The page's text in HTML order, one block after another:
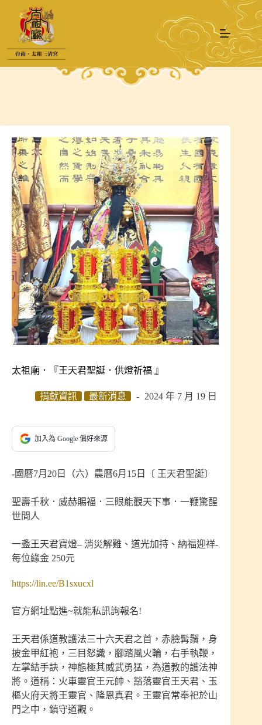
要
太祖廟．『王天君聖誕．供燈祈福 』
捐獻資訊 最新消息 2024 年 7 月 19 日
加入為 Google 偏好來源
-國曆7月20日（六）農曆6月15日〔 王天君聖誕〕
聖壽千秋．威赫賜福．三眼能觀天下事．一鞭驚醒
世間人
一盞王天君寶燈– 消災解難、道光加持、納福迎祥-
每位緣金 250元
https://lin.ee/B1sxucxl
官方網址點進~就能私訊詢報名!
王天君係道教護法三十六天君之首，赤臉髯鬚，身
披金甲紅袍，三目怒識，腳踏風火輪，右手執鞭，
左掌結手訣，神態極其威武勇猛，為道教的護法神
將。道稱：火車靈官王元帥、豁落靈官王天君、玉
樞火府天將王靈官、隆恩真君。王靈官常奉祀於山
門之中，鎮守道觀。